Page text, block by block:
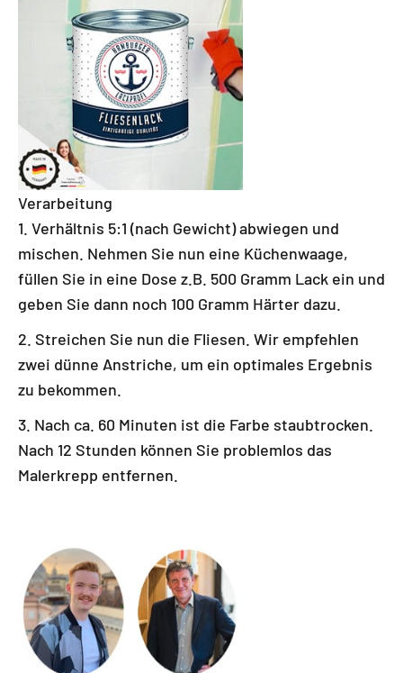
Verarbeitung
Verhältnis 5:1 (nach Gewicht) abwiegen und
mischen. Nehmen Sie nun eine Küchenwaage,
füllen Sie in eine Dose z.B. 500 Gramm Lack ein und
geben Sie dann noch 100 Gramm Härter dazu.
Streichen Sie nun die Fliesen. Wir empfehlen
zwei dünne Anstriche, um ein optimales Ergebnis
zu bekommen.
Nach ca. 60 Minuten ist die Farbe staubtrocken.
Nach 12 Stunden können Sie problemlos das
Malerkrepp entfernen.